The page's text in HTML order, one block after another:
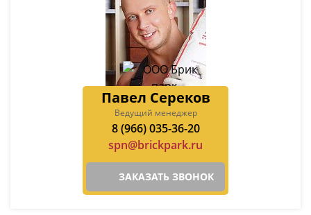
Павел Сереков
Ведущий менеджер
8 (966) 035-36-20
spn@brickpark.ru
ЗАКАЗАТЬ ЗВОНОК